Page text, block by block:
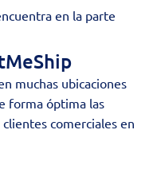
en la parte
muchas ubicaciones
forma óptima las
comerciales en